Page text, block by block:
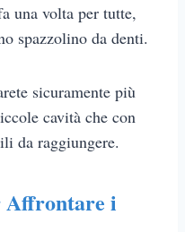
una volta per tutte,
spazzolino da denti.
sicuramente più
cavità che con
da raggiungere.
Affrontare i